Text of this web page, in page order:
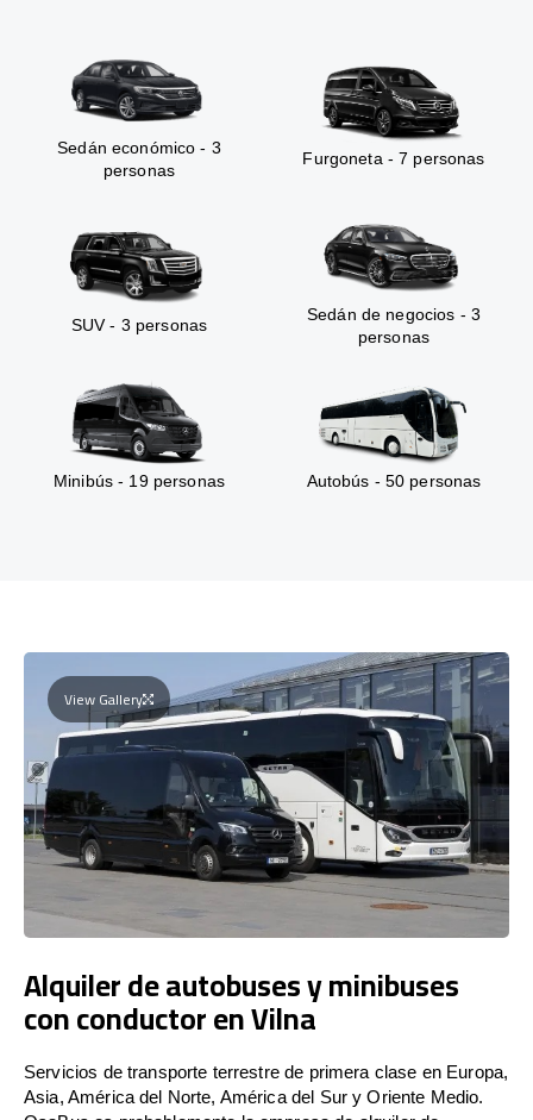
Sedán económico - 3
personas
Furgoneta - 7 personas
SUV - 3 personas
Sedán de negocios - 3
personas
Minibús - 19 personas Autobús - 50 personas
View Gallery
Alquiler de autobuses y minibuses
con conductor en Vilna
Servicios de transporte terrestre de primera clase en Europa,
Asia, América del Norte, América del Sur y Oriente Medio.